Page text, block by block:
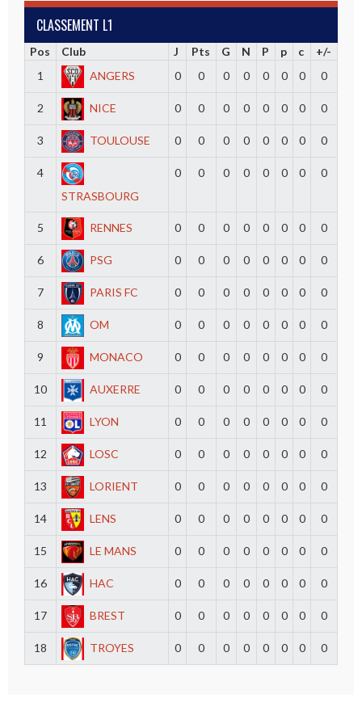
CLASSEMENT L1
Pos Club J Pts G N P p c
+/-
1
ANGERS 0 0 0 0 0 0 0 0
2 NICE 0 0 0 0 0 0 0 0
3 TOULOUSE 0 0 0 0 0 0 0 0
4
STRASBOURG
0 0 0 0 0 0 0 0
5 RENNES 0 0 0 0 0 0 0 0
6 PSG 0 0 0 0 0 0 0 0
7 PARIS FC 0 0 0 0 0 0 0 0
8 OM 0 0 0 0 0 0 0 0
9 MONACO 0 0 0 0 0 0 0 0
10 AUXERRE 0 0 0 0 0 0 0 0
11 LYON 0 0 0 0 0 0 0 0
12 LOSC 0 0 0 0 0 0 0 0
13 LORIENT 0 0 0 0 0 0 0 0
14 LENS 0 0 0 0 0 0 0 0
15 LE MANS 0 0 0 0 0 0 0 0
16 HAC 0 0 0 0 0 0 0 0
17 BREST 0 0 0 0 0 0 0 0
18 TROYES 0 0 0 0 0 0 0 0